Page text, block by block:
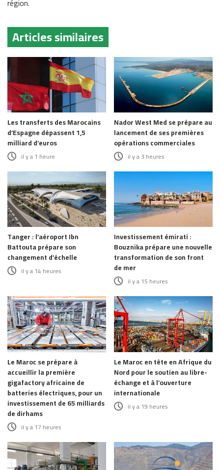
Articles similaires
Les transferts des Marocains
d’Espagne dépassent 1,5
milliard d’euros
il y a 1 heure
Nador West Med se prépare au
lancement de ses premières
opérations commerciales
il y a 3 heures
Tanger : l’aéroport Ibn
Battouta prépare son
changement d’échelle
il y a 14 heures
Investissement émirati :
Bouznika prépare une nouvelle
transformation de son front
de mer
il y a 15 heures
Le Maroc se prépare à
accueillir la première
gigafactory africaine de
batteries électriques, pour un
investissement de 65 milliards
de dirhams
il y a 17 heures
Le Maroc en tête en Afrique du
Nord pour le soutien au libre-
échange et à l’ouverture
internationale
il y a 19 heures